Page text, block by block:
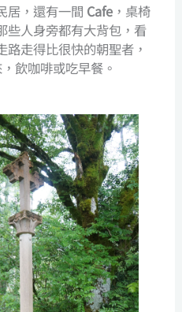
居，還有一間 Cafe ，桌椅
些人身旁都有大背包，看
走得比很快的朝聖者，
飲咖啡或吃早餐。